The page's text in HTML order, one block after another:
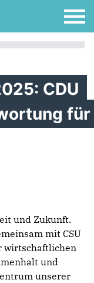
CDU
für
und Zukunft.
mit CSU
wirtschaftlichen
und
unserer